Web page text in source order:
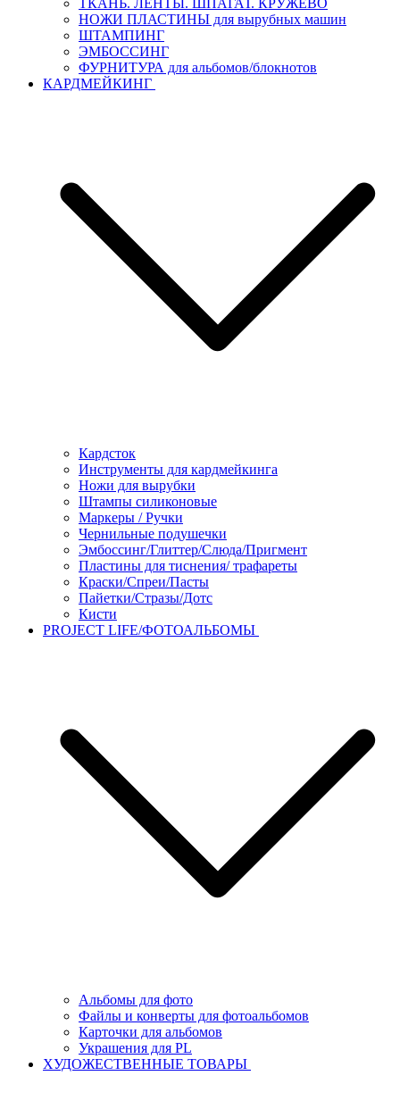
НОЖИ ПЛАСТИНЫ для вырубных машин
ШТАМПИНГ
ЭМБОССИНГ
ФУРНИТУРА для альбомов/блокнотов
КАРДМЕЙКИНГ
Кардсток
Инструменты для кардмейкинга
Ножи для вырубки
Штампы силиконовые
Маркеры / Ручки
Чернильные подушечки
Эмбоссинг/Глиттер/Слюда/Пригмент
Пластины для тиснения/ трафареты
Краски/Спреи/Пасты
Пайетки/Стразы/Дотс
Кисти
PROJECT LIFE/ФОТОАЛЬБОМЫ
Альбомы для фото
Файлы и конверты для фотоальбомов
Карточки для альбомов
Украшения для PL
ХУДОЖЕСТВЕННЫЕ ТОВАРЫ